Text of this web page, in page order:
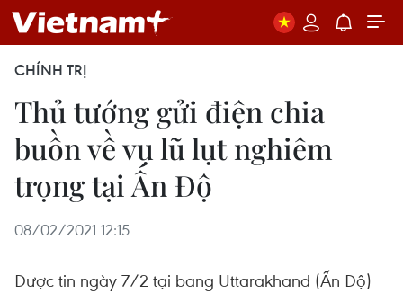
CHÍNH TRỊ
Thủ tướng gửi điện chia
buồn về vụ lũ lụt nghiêm
trọng tại Ấn Độ
08/02/2021 12:15
Được tin ngày 7/2 tại bang Uttarakhand (Ấn Độ)